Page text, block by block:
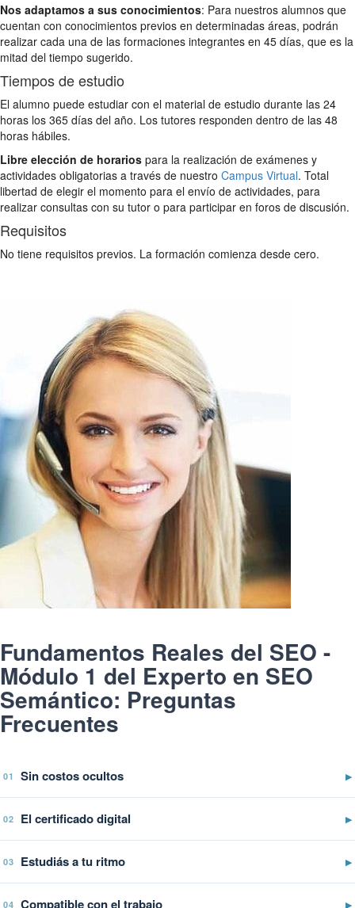
Nos adaptamos a sus conocimientos: Para nuestros alumnos que
cuentan con conocimientos previos en determinadas áreas, podrán
realizar cada una de las formaciones integrantes en 45 días, que es la
mitad del tiempo sugerido.
Tiempos de estudio
El alumno puede estudiar con el material de estudio durante las 24
horas los 365 días del año. Los tutores responden dentro de las 48
horas hábiles.
Libre elección de horarios para la realización de exámenes y
actividades obligatorias a través de nuestro Campus Virtual. Total
libertad de elegir el momento para el envío de actividades, para
realizar consultas con su tutor o para participar en foros de discusión.
Requisitos
No tiene requisitos previos. La formación comienza desde cero.
Fundamentos Reales del SEO -
Módulo 1 del Experto en SEO
Semántico: Preguntas
Frecuentes
01 Sin costos ocultos ▶
02 El certificado digital ▶
03 Estudiás a tu ritmo ▶
04 Compatible con el trabajo ▶